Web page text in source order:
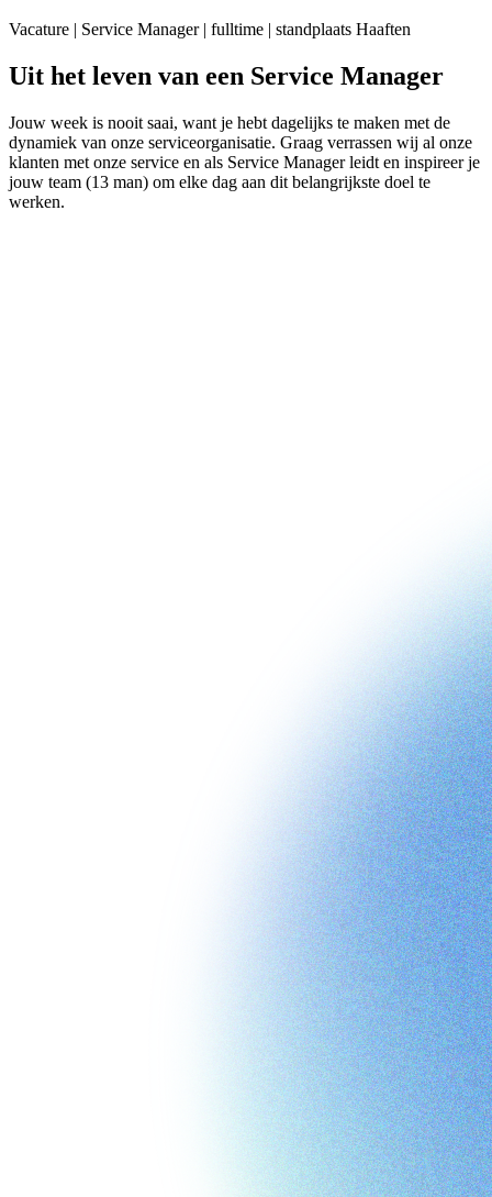
Vacature | Service Manager | fulltime | standplaats Haaften
Uit het leven van een Service Manager
Jouw week is nooit saai, want je hebt dagelijks te maken met de
dynamiek van onze serviceorganisatie. Graag verrassen wij al onze
klanten met onze service en als Service Manager leidt en inspireer je
jouw team (13 man) om elke dag aan dit belangrijkste doel te
werken.